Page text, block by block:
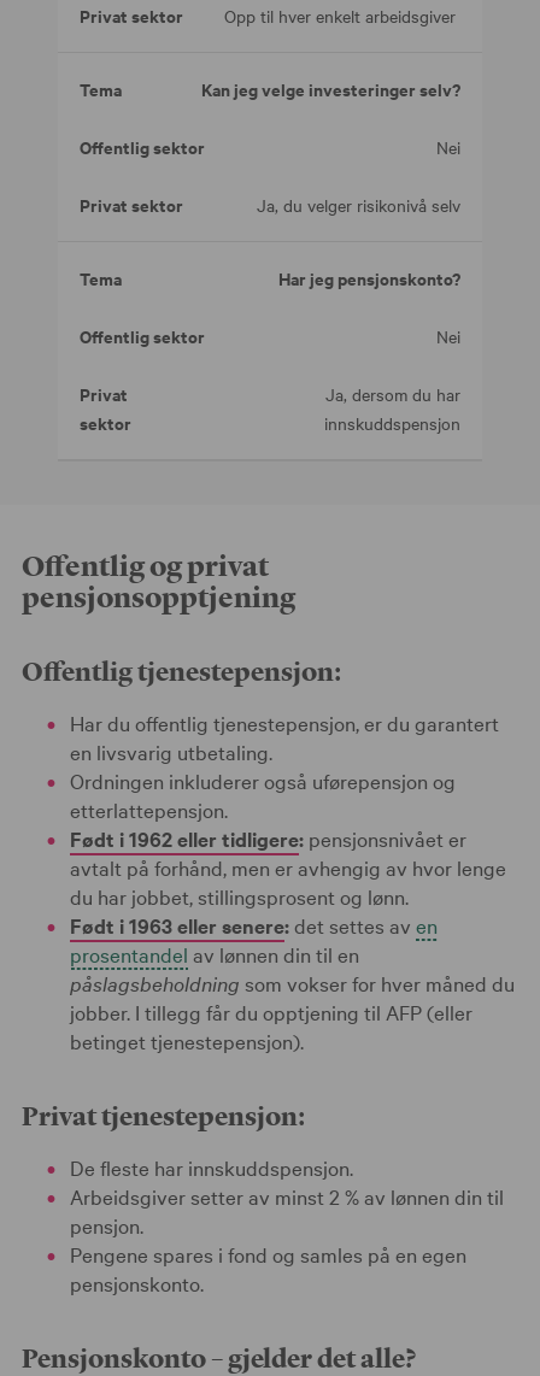
Opp til hver enkelt arbeidsgiver
Kan jeg velge investeringer selv?
Nei
Ja, du velger risikonivå selv
Har jeg pensjonskonto?
Nei
Ja, dersom du har
innskuddspensjon
Offentlig og privat
pensjonsopptjening
Offentlig tjenestepensjon:
Har du offentlig tjenestepensjon, er du garantert
en livsvarig utbetaling.
Ordningen inkluderer også uførepensjon og
etterlattepensjon.
Født i 1962 eller tidligere: pensjonsnivået er
avtalt på forhånd, men er avhengig av hvor lenge
du har jobbet, stillingsprosent og lønn.
Født i 1963 eller senere:det settes av en
prosentandel av lønnen din til en
påslagsbeholdning som vokser for hver måned du
jobber. I tillegg får du opptjening til AFP (eller
betinget tjenestepensjon).
Privat tjenestepensjon:
De fleste har innskuddspensjon.
Arbeidsgiver setter av minst 2 % av lønnen din til
pensjon.
Pengene spares i fond og samles på en egen
pensjonskonto.
Pensjonskonto – gjelder det alle?